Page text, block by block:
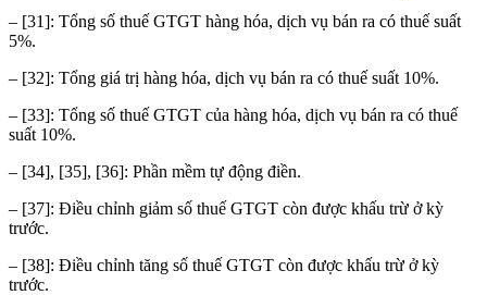
– [31]: Tổng số thuế GTGT hàng hóa, dịch vụ bán ra có thuế suất
5%.
– [32]: Tổng giá trị hàng hóa, dịch vụ bán ra có thuế suất 10%.
– [33]: Tổng số thuế GTGT của hàng hóa, dịch vụ bán ra có thuế
suất 10%.
– [34], [35], [36]: Phần mềm tự động điền.
– [37]: Điều chỉnh giảm số thuế GTGT còn được khấu trừ ở kỳ
trước.
– [38]: Điều chỉnh tăng số thuế GTGT còn được khấu trừ ở kỳ
trước.